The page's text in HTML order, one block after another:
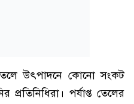
উৎপাদনে কোনো সংকট
প্রতিনিধিরা। পর্যাপ্ত তেলের